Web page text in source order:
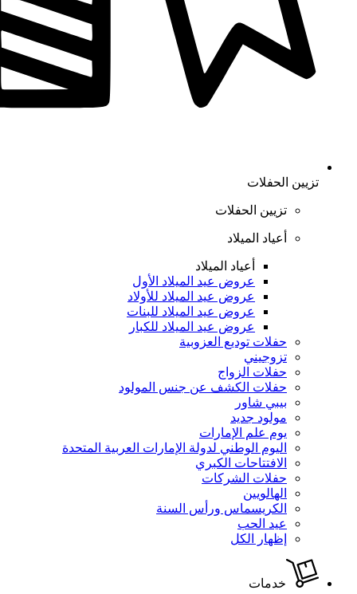
تزيين الحفلات
تزيين الحفلات
أعياد الميلاد
أعياد الميلاد
عروض عيد الميلاد الأول
عروض عيد الميلاد للأولاد
عروض عيد الميلاد للبنات
عروض عيد الميلاد للكبار
حفلات توديع العزوبية
تزوجيني
حفلات الزواج
حفلات الكشف عن جنس المولود
بيبي شاور
مولود جديد
يوم علم الإمارات
اليوم الوطني لدولة الإمارات العربية المتحدة
الافتتاحات الكبري
حفلات الشركات
الهالويين
الكريسماس ورأس السنة
عيد الحب
إظهار الكل
خدمات